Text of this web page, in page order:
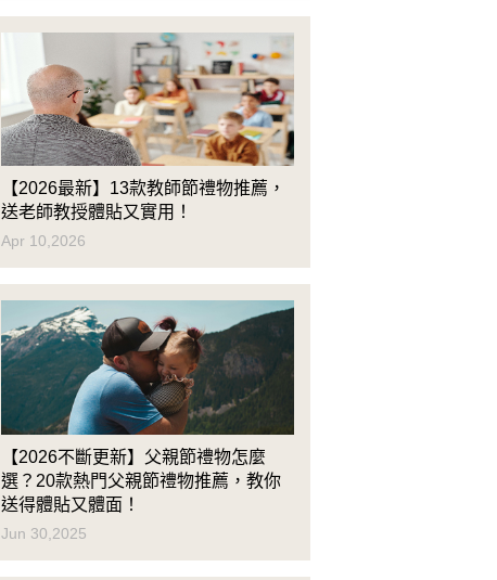
【2026最新】13款教師節禮物推薦，
送老師教授體貼又實用！
Apr 10,2026
【2026不斷更新】父親節禮物怎麼
選？20款熱門父親節禮物推薦，教你
送得體貼又體面！
Jun 30,2025